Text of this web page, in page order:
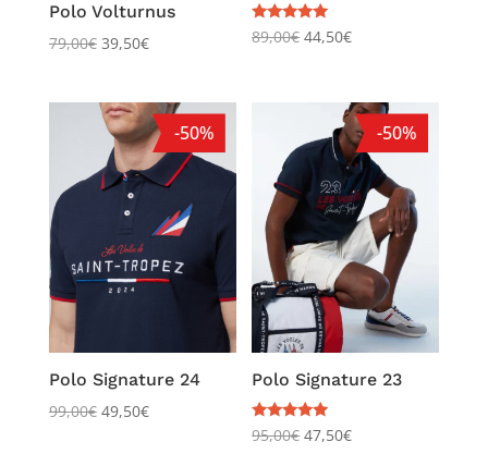
Polo Volturnus
79,00€ 39,50€
Note
5.00
89,00€ 44,50€
-50%
Polo Signature 24
99,00€ 49,50€
-50%
Polo Signature 23
Note
5.00
95,00€ 47,50€